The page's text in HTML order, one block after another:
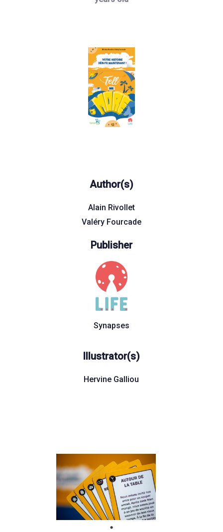
Author(s)
Alain Rivollet
Valéry Fourcade
Publisher
Synapses
Illustrator(s)
Hervine Galliou